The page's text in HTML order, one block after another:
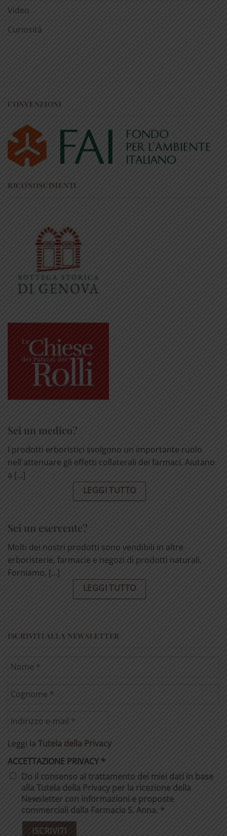
Video
Curiosità
CONVENZIONI
RICONOSCIMENTI
Sei un medico?
I prodotti erboristici svolgono un importante ruolo
nell'attenuare gli effetti collaterali dei farmaci. Aiutano
a [...]
LEGGI TUTTO
Sei un esercente?
Molti dei nostri prodotti sono vendibili in altre
erboristerie, farmacie e negozi di prodotti naturali.
Forniamo, [...]
LEGGI TUTTO
ISCRIVITI ALLA NEWSLETTER
Leggi la Tutela della Privacy
ACCETTAZIONE PRIVACY*
Do il consenso al trattamento dei miei dati in base
alla Tutela della Privacy per la ricezione della
Newsletter con informazioni e proposte
commerciali dalla Farmacia S. Anna. *